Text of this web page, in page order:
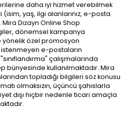
daha iyi hizmet verebilmek
(isim, yaş, ilgi alanlarınız, e-posta
Dizayn Online Shop
dönemsel kampanya
yönelik özel promosyon
e-postaların
çalışmalarında
bünyesinde kullanılmaktadır. Mira
topladığı bilgileri söz konusu
olmaksızın, üçüncü şahıslarla
dışı hiçbir nedenle ticari amaçla